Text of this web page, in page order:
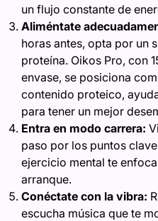
un flujo constante de
Aliméntate
horas antes, opta por un
proteína. Oikos Pro, con
envase, se posiciona
contenido proteico,
para tener un mejor
Entra en modo carrera:
paso por los puntos
ejercicio mental te
arranque.
Conéctate con la vibra:
escucha música que te